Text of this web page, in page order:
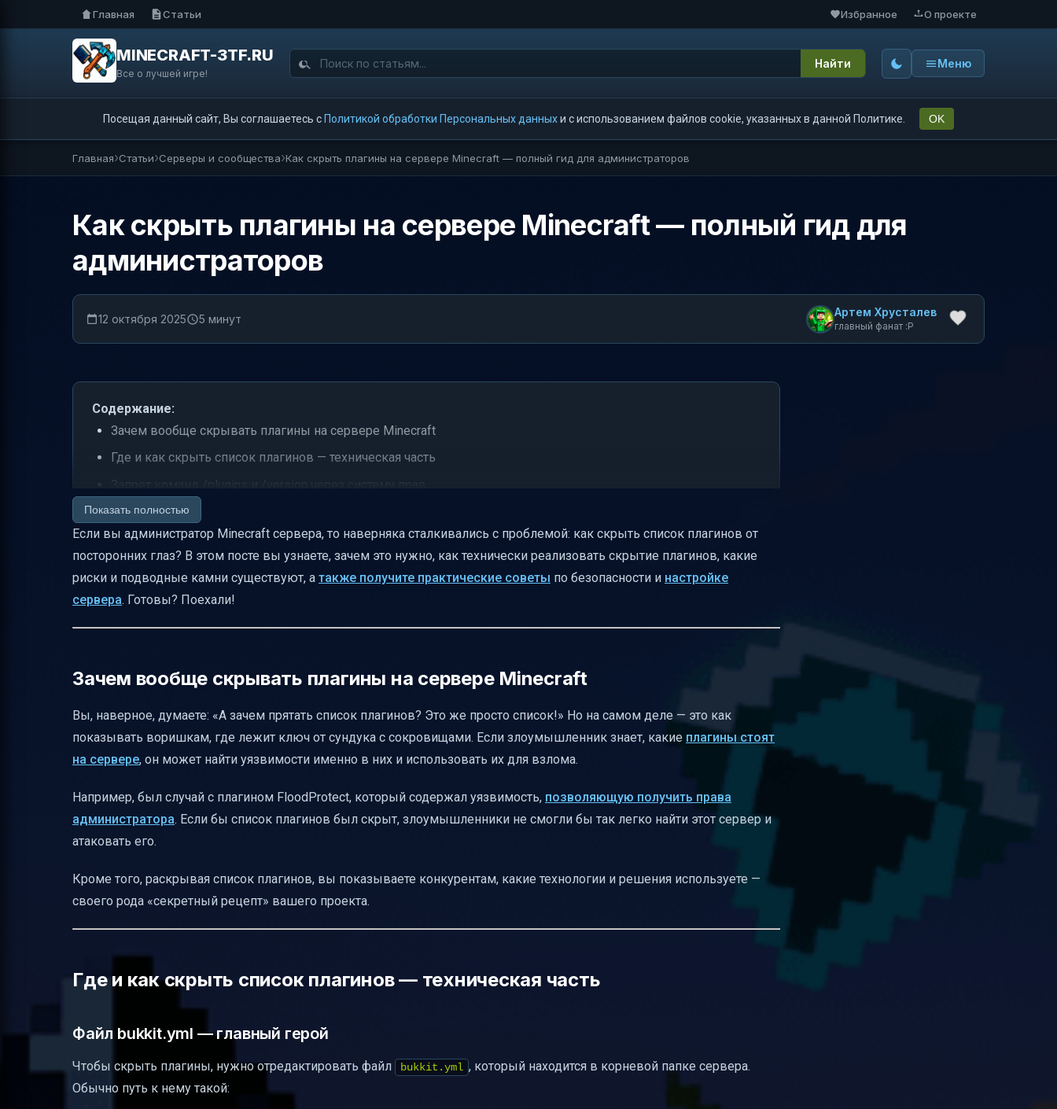
Главная Статьи Избранное О проекте
MINECRAFT-3TF.RU
Все о лучшей игре!
Найти Меню
Посещая данный сайт, Вы соглашаетесь с Политикой обработки Персональных данныхи с использованием файлов cookie, указанных в данной Политике. OK
Главная Статьи Серверы и сообщества Как скрыть плагины на сервере Minecraft — полный гид для администраторов
Как скрыть плагины на сервере Minecraft — полный гид для
администраторов
12 октября 2025 5 минут Артем Хрусталев
главный фанат :P
Содержание:
Зачем вообще скрывать плагины на сервере Minecraft
Где и как скрыть список плагинов — техническая часть
Запрет команд /plugins и /version через систему прав
Возможные побочные эффекты и как их минимизировать
Альтернативные способы защиты
Этические и юридические аспекты
Частые ошибки и как их исправить
Итог
Показать полностью
Если вы администратор Minecraft сервера, то наверняка сталкивались с проблемой: как скрыть список плагинов от
посторонних глаз? В этом посте вы узнаете, зачем это нужно, как технически реализовать скрытие плагинов, какие
риски и подводные камни существуют, а также получите практические советы по безопасности и настройке
сервера. Готовы? Поехали!
Зачем вообще скрывать плагины на сервере Minecraft
Вы, наверное, думаете: «А зачем прятать список плагинов? Это же просто список!» Но на самом деле — это как
показывать воришкам, где лежит ключ от сундука с сокровищами. Если злоумышленник знает, какие плагины стоят
на сервере, он может найти уязвимости именно в них и использовать их для взлома.
Например, был случай с плагином FloodProtect, который содержал уязвимость, позволяющую получить права
администратора. Если бы список плагинов был скрыт, злоумышленники не смогли бы так легко найти этот сервер и
атаковать его.
Кроме того, раскрывая список плагинов, вы показываете конкурентам, какие технологии и решения используете —
своего рода «секретный рецепт» вашего проекта.
Где и как скрыть список плагинов — техническая часть
Файл bukkit.yml — главный герой
Чтобы скрыть плагины, нужно отредактировать файл bukkit.yml , который находится в корневой папке сервера.
Обычно путь к нему такой: